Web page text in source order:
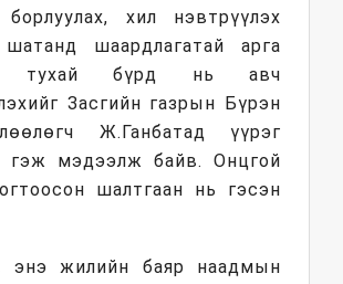
борлуулах, хил нэвтрүүлэх
шаардлагатай арга
тухай бүрд нь авч
Засгийн газрын Бүрэн
Ж.Ганбатад үүрэг
гэж мэдээлж байв. Онцгой
шалтгаан нь гэсэн
энэ жилийн баяр наадмын